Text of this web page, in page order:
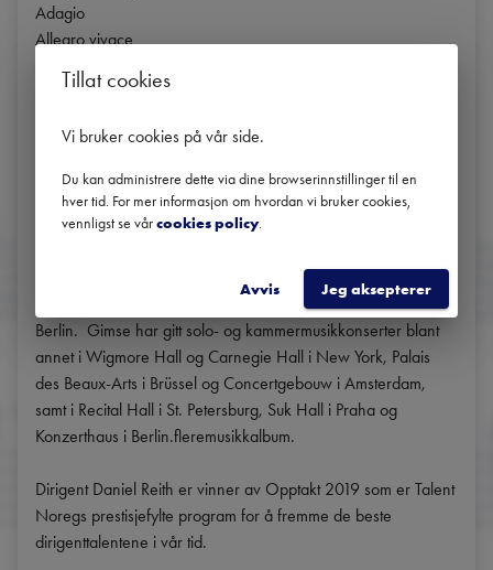
Adagio
Allegro vivace
Allegro ma non troppo
Daniel Reith, dirigent
Håvard Gimse, klaver
Francesco Ugolini, konsertmester
Norges ledende solister, utdannet ved Norges
Musikkhøyskole, Mozarteum i Salzburg og Musikkhøyskolen i
Berlin.  Gimse har gitt solo- og kammermusikkonserter blant
annet i Wigmore Hall og Carnegie Hall i New York, Palais
des Beaux-Arts i Brüssel og Concertgebouw i Amsterdam,
samt i Recital Hall i St. Petersburg, Suk Hall i Praha og
Konzerthaus i Berlin.fleremusikkalbum.
Dirigent Daniel Reith er vinner av Opptakt 2019 som er Talent
Noregs prestisjefylte program for å fremme de beste
dirigenttalentene i vår tid.
Tillat cookies
Vi bruker cookies på vår side.
Du kan administrere dette via dine browserinnstillinger til en
hver tid. For mer informasjon om hvordan vi bruker cookies,
vennligst se vårcookies policy.
Avvis Jeg aksepterer